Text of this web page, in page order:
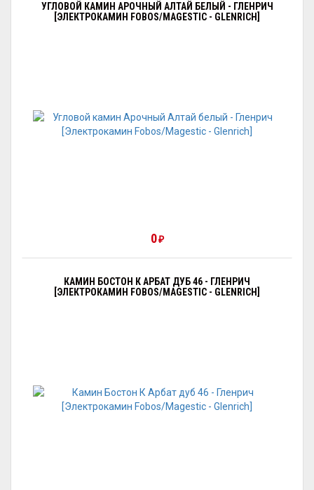
УГЛОВОЙ КАМИН АРОЧНЫЙ АЛТАЙ БЕЛЫЙ - ГЛЕНРИЧ
[ЭЛЕКТРОКАМИН FOBOS/MAGESTIC - GLENRICH]
0₽
КАМИН БОСТОН К АРБАТ ДУБ 46 - ГЛЕНРИЧ
[ЭЛЕКТРОКАМИН FOBOS/MAGESTIC - GLENRICH]